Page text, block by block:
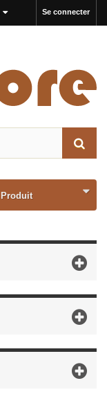
Se connecter
Produit